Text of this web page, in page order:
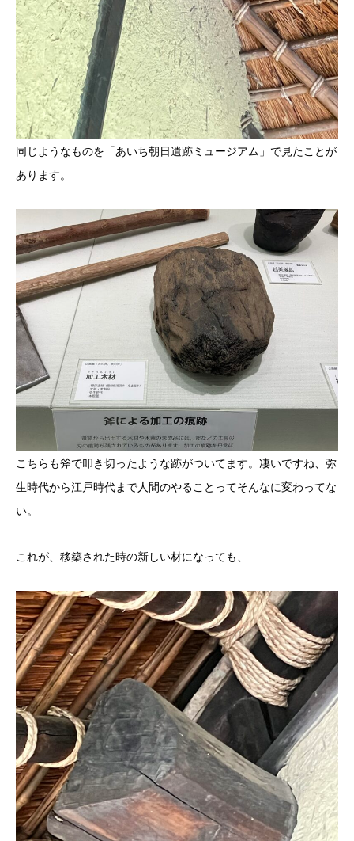
同じようなものを「あいち朝日遺跡ミュージアム」で見たことが
あります。
こちらも斧で叩き切ったような跡がついてます。凄いですね、弥
生時代から江戸時代まで人間のやることってそんなに変わってな
い。
これが、移築された時の新しい材になっても、